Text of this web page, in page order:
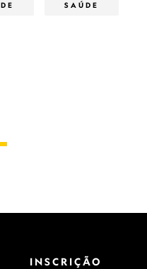
SAÚDE
INSCRIÇÃO